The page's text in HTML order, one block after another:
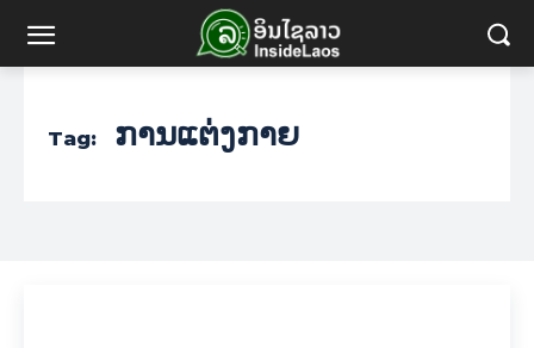
Tag: ການແຕ່ງກາຍ